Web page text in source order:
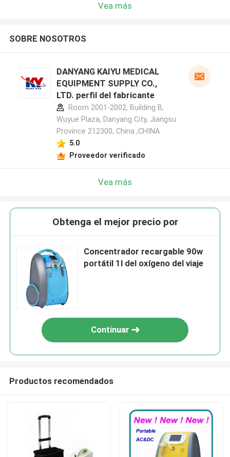
Vea más
SOBRE NOSOTROS
DANYANG KAIYU MEDICAL
EQUIPMENT SUPPLY CO.,
LTD. perfil del fabricante
Room 2001-2002, Building B,
Wuyue Plaza, Danyang City, Jiangsu
Province 212300, China ,CHINA
5.0
Proveedor verificado
Vea más
Obtenga el mejor precio por
Concentrador recargable 90w
portátil 1l del oxígeno del viaje
Continuar
Productos recomendados